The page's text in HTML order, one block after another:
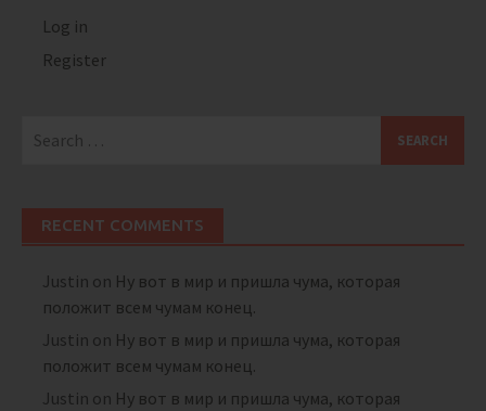
Log in
Register
for:
RECENT COMMENTS
Justin on Ну вот в мир и пришла чума, которая
положит всем чумам конец.
Justin on Ну вот в мир и пришла чума, которая
положит всем чумам конец.
Justin on Ну вот в мир и пришла чума, которая